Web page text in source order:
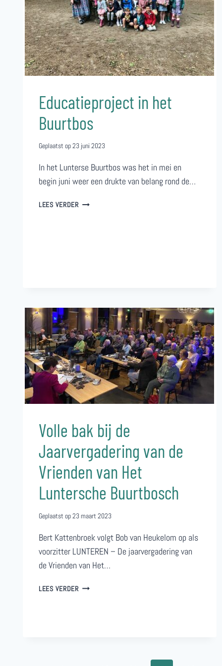
Educatieproject in het
Buurtbos
Geplaatst op23 juni 2023
In het Lunterse Buurtbos was het in mei en
begin juni weer een drukte van belang rond de…
LEES VERDEREDUCATIEPROJECT
Volle bak bij de
Jaarvergadering van de
Vrienden van Het
Luntersche Buurtbosch
Geplaatst op23 maart 2023
Bert Kattenbroek volgt Bob van Heukelom op als
voorzitter LUNTEREN – De jaarvergadering van
de Vrienden van Het…
LEES VERDERVOLLE